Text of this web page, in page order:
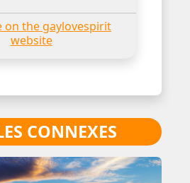
on the gaylovespirit
website
CONNEXES